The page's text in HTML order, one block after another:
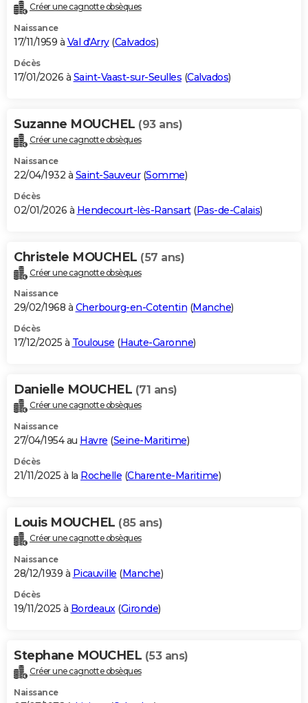
Créer une cagnotte obsèques
Naissance
17/11/1959 à Val d'Arry(Calvados)
Décès
17/01/2026 à Saint-Vaast-sur-Seulles (Calvados)
Suzanne MOUCHEL (93 ans)
Créer une cagnotte obsèques
Naissance
22/04/1932 à Saint-Sauveur(Somme)
Décès
02/01/2026 à Hendecourt-lès-Ransart(Pas-de-Calais)
Christele MOUCHEL (57 ans)
Créer une cagnotte obsèques
Naissance
29/02/1968 à Cherbourg-en-Cotentin (Manche)
Décès
17/12/2025 à Toulouse (Haute-Garonne)
Danielle MOUCHEL (71 ans)
Créer une cagnotte obsèques
Naissance
27/04/1954 au Havre (Seine-Maritime)
Décès
21/11/2025 à la Rochelle (Charente-Maritime)
Louis MOUCHEL (85 ans)
Créer une cagnotte obsèques
Naissance
28/12/1939 à Picauville (Manche)
Décès
19/11/2025 à Bordeaux(Gironde)
Stephane MOUCHEL (53 ans)
Créer une cagnotte obsèques
Naissance